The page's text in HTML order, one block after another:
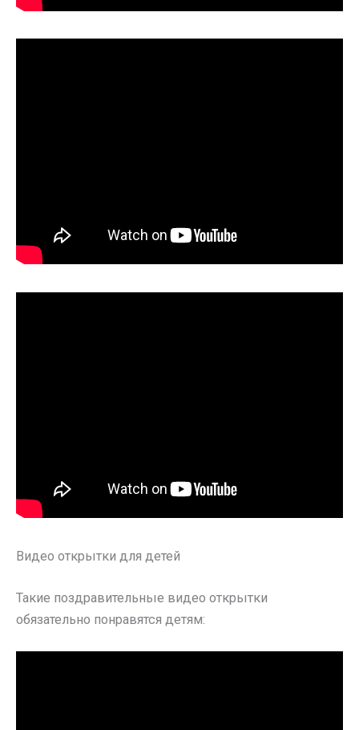
Видео открытки для детей
Такие поздравительные видео открытки
обязательно понравятся детям: